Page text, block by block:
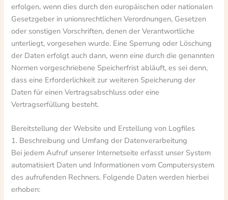
erfolgen, wenn dies durch den europäischen oder nationalen
Gesetzgeber in unionsrechtlichen Verordnungen, Gesetzen
oder sonstigen Vorschriften, denen der Verantwortliche
unterliegt, vorgesehen wurde. Eine Sperrung oder Löschung
der Daten erfolgt auch dann, wenn eine durch die genannten
Normen vorgeschriebene Speicherfrist abläuft, es sei denn,
dass eine Erforderlichkeit zur weiteren Speicherung der
Daten für einen Vertragsabschluss oder eine
Vertragserfüllung besteht.
Bereitstellung der Website und Erstellung von Logfiles
1. Beschreibung und Umfang der Datenverarbeitung
Bei jedem Aufruf unserer Internetseite erfasst unser System
automatisiert Daten und Informationen vom Computersystem
des aufrufenden Rechners. Folgende Daten werden hierbei
erhoben: